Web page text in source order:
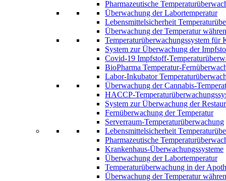
Pharmazeutische
Überwachung der Labortemperatur
Lebensmittelsicherheit
Überwachung der Temperatur
Temperaturüberwachungssystem für
System zur Überwachung der
Covid-19 Impfstoff-
BioPharma Temperatur-
Labor-Inkubator
Überwachung der Cannabis-
HACCP-
System zur Überwachung der
Fernüberwachung der Temperatur
Serverraum-Temperaturüberwachung
Lebensmittelsicherheit
Pharmazeutische
Krankenhaus-Überwachungssysteme
Überwachung der Labortemperatur
Temperaturüberwachung in der
Überwachung der Temperatur